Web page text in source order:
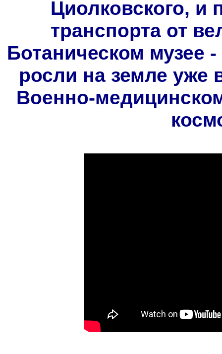
Циолковского,
транспорта от
Ботаническом музее
росли на земле уже
Военно-